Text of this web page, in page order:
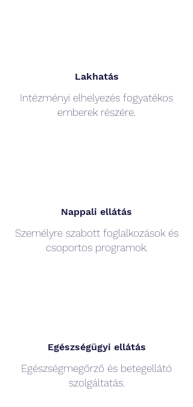
Lakhatás
Intézményi elhelyezés fogyatékos
emberek részére.
Nappali ellátás
Személyre szabott foglalkozások és
csoportos programok.
Egészségügyi ellátás
Egészségmegőrző és betegellátó
szolgáltatás.